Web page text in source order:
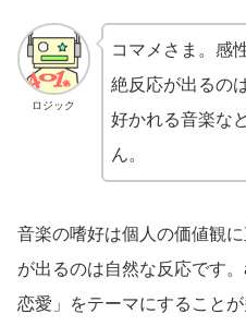
ロジック
コマメさま。感
絶反応が出るの
好かれる音楽な
ん。
音楽の嗜好は個人の価値観
が出るのは自然な反応です
恋愛」をテーマにすること